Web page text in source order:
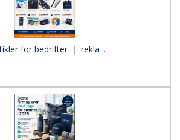
for bedrifter ｜ rekla ..